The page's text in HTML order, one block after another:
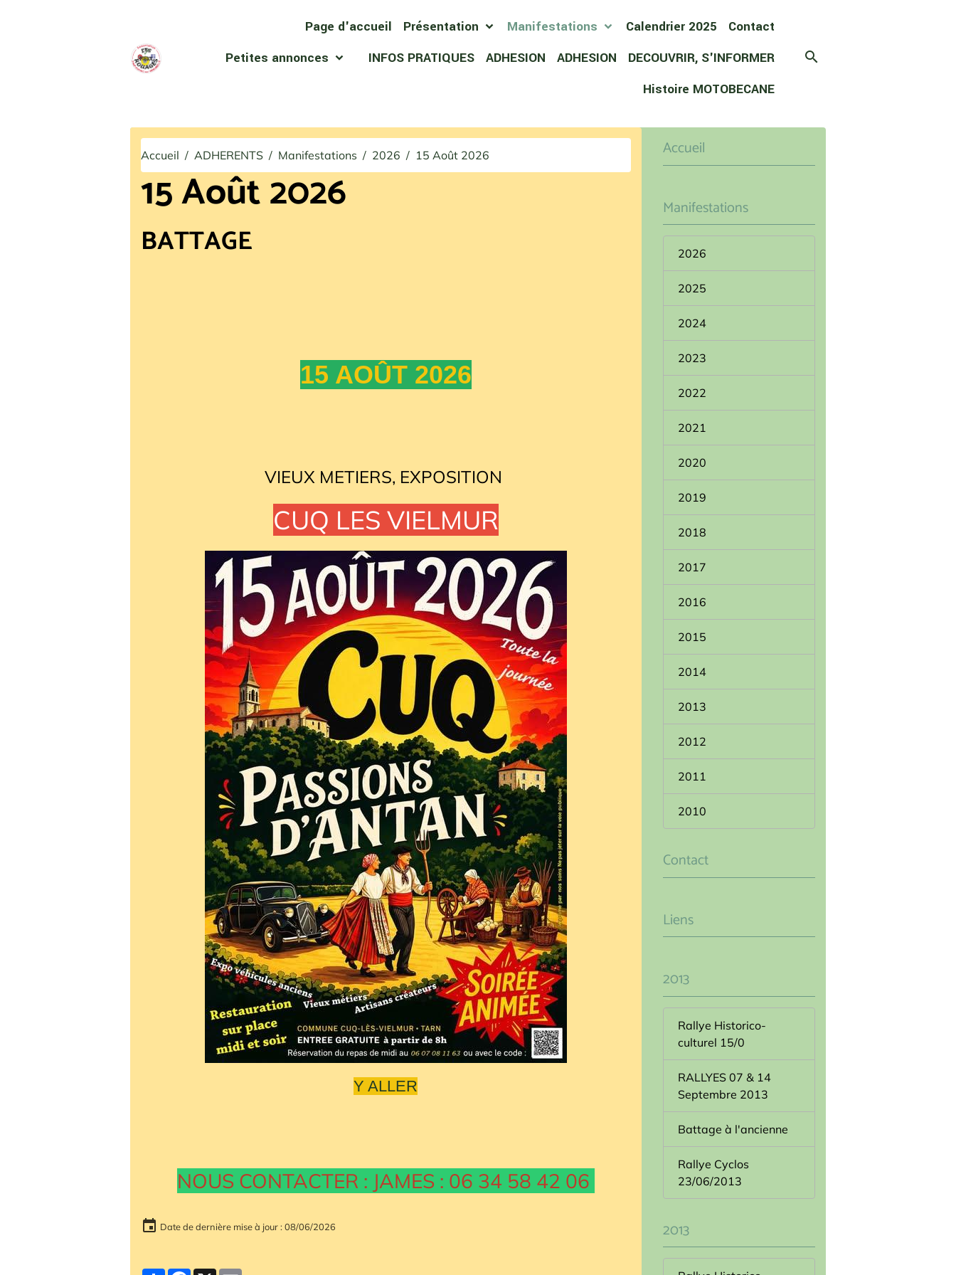
Page d'accueil Présentation Manifestations Calendrier 2025
Contact
Petites annonces
INFOS PRATIQUES ADHESION ADHESION
DECOUVRIR, S'INFORMER
Histoire MOTOBECANE
Accueil ADHERENTS Manifestations 2026 15 Août 2026
15 Août 2026
BATTAGE
15 AOÛT 2026
VIEUX METIERS, EXPOSITION
CUQ LES VIELMUR
Y ALLER
NOUS CONTACTER : JAMES : 06 34 58 42 06
Date de dernière mise à jour : 08/06/2026
Accueil
Manifestations
2026
2025
2024
2023
2022
2021
2020
2019
2018
2017
2016
2015
2014
2013
2012
2011
2010
Contact
Liens
2013
Rallye Historico-
culturel 15/0
RALLYES 07 & 14
Septembre 2013
Battage à l'ancienne
Rallye Cyclos
23/06/2013
2013